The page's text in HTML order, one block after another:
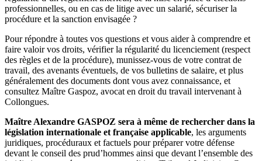
professionnelles, ou en cas de litige avec un salarié, sécuriser la
procédure et la sanction envisagée ?
Pour répondre à toutes vos questions et vous aider à comprendre et
faire valoir vos droits, vérifier la régularité du licenciement (respect
des règles et de la procédure), munissez-vous de votre contrat de
travail, des avenants éventuels, de vos bulletins de salaire, et plus
généralement des documents dont vous avez connaissance, et
consultez Maître Gaspoz, avocat en droit du travail intervenant à
Collongues.
Maître Alexandre GASPOZ sera à même de rechercher dans la
législation internationale et française applicable, les arguments
juridiques, procéduraux et factuels pour préparer votre défense
devant le conseil des prud’hommes ainsi que devant l’ensemble des